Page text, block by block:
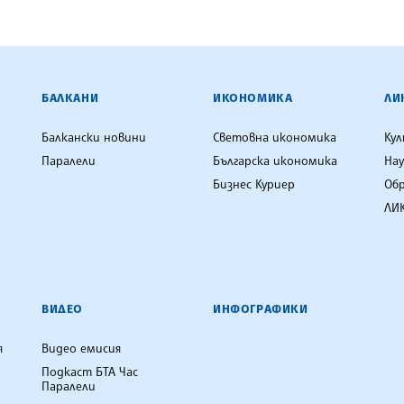
БАЛКАНИ
Балкански новини
Паралели
ИКОНОМИКА
Световна икономика
Българска икономика
Бизнес Куриер
ВИДЕО
Видео емисия
Подкаст БТА Час
Паралели
ИНФОГРАФИКИ